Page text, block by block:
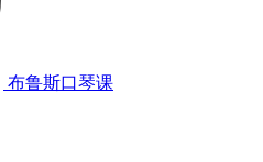
布鲁斯口琴课